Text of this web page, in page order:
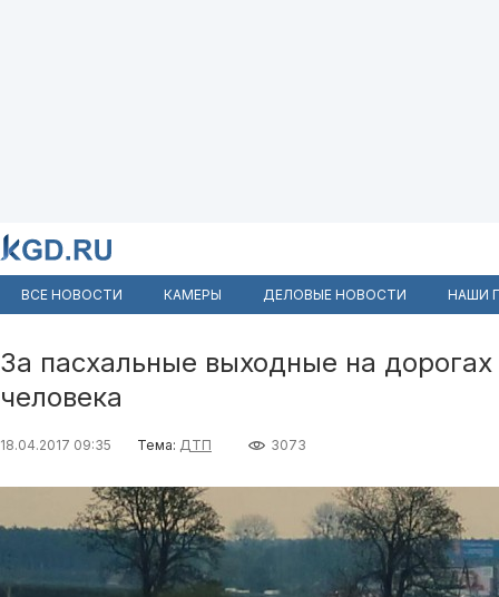
ВСЕ НОВОСТИ КАМЕРЫ ДЕЛОВЫЕ НОВОСТИ НАШИ
За пасхальные выходные на
человека
18.04.2017 09:35 Тема: ДТП 3073